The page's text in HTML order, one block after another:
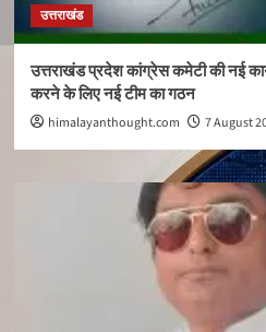
उत्तराखंड
उत्तराखंड प्रदेश कांग्रेस कमेटी की नई
करने के लिए नई टीम का गठन
himalayanthought.com 7 August